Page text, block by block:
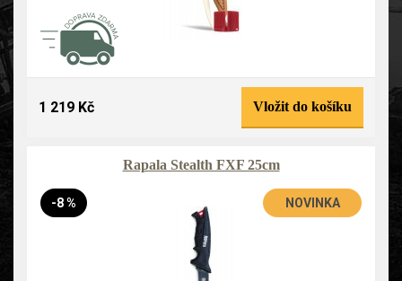
1 219 Kč Vložit do košíku
Rapala Stealth FXF 25cm
-8 % NOVINKA